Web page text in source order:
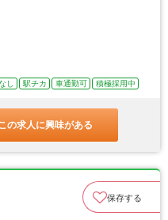
し 駅チカ 車通勤可 積極採用中
の求人に興味がある
保存する